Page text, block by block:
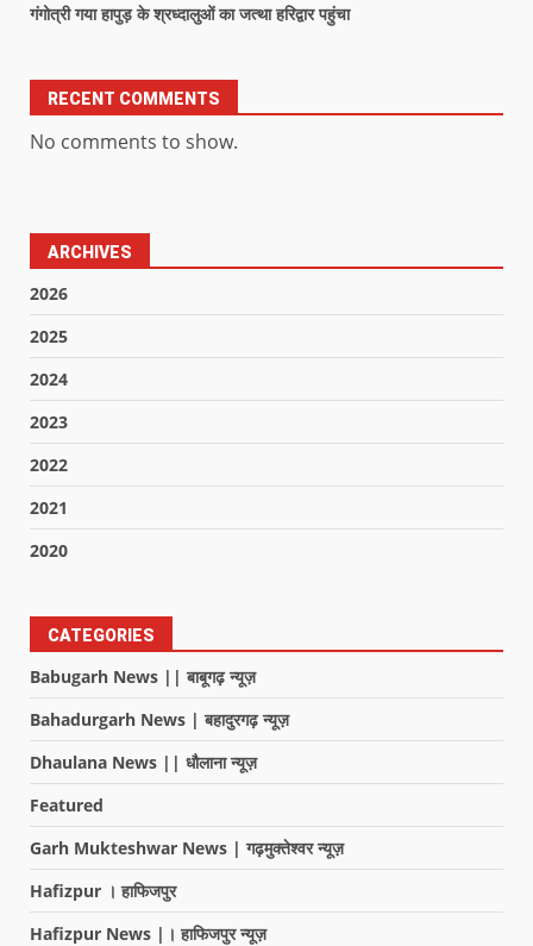
गंगोत्री गया हापुड़ के श्रध्दालुओं का जत्था हरिद्वार पहुंचा
RECENT COMMENTS
No comments to show.
ARCHIVES
2026
2025
2024
2023
2022
2021
2020
CATEGORIES
Babugarh News || बाबूगढ़ न्यूज़
Bahadurgarh News | बहादुरगढ़ न्यूज़
Dhaulana News || धौलाना न्यूज़
Featured
Garh Mukteshwar News | गढ़मुक्तेश्वर न्यूज़
Hafizpur । हाफिजपुर
Hafizpur News |। हाफिजपुर न्यूज़